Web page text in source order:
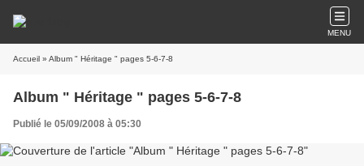
MENU
Accueil » Album " Héritage " pages 5-6-7-8
Album " Héritage " pages 5-6-7-8
Publié le 05/09/2008 à 05:30